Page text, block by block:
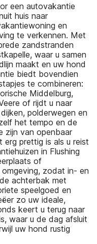
een autovakantie
huis naar
en
te verkennen. Met
zandstranden
waar u samen
maakt en uw hond
biedt bovendien
te combineren:
Middelburg,
of rijdt u naar
polderwegen en
het tempo en de
zijn van openbaar
erg prettig is als u reist
in Flushing
of
zodat in- en
achterbak met
speelgoed en
zo uw ideale,
keert u terug naar
waar u de dag afsluit
uw hond rustig